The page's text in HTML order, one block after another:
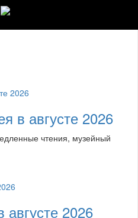
в августе 2026
чтения, музейный
августе 2026